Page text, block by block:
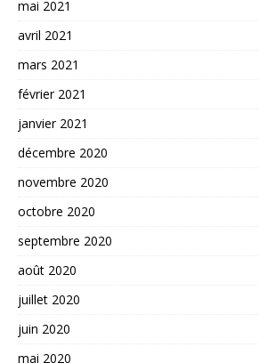
mai 2021
avril 2021
mars 2021
février 2021
janvier 2021
décembre 2020
novembre 2020
octobre 2020
septembre 2020
août 2020
juillet 2020
juin 2020
mai 2020